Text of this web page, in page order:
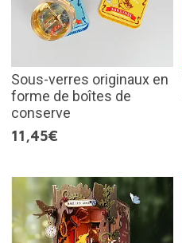
Sous-verres originaux en
forme de boîtes de
conserve
11,45€